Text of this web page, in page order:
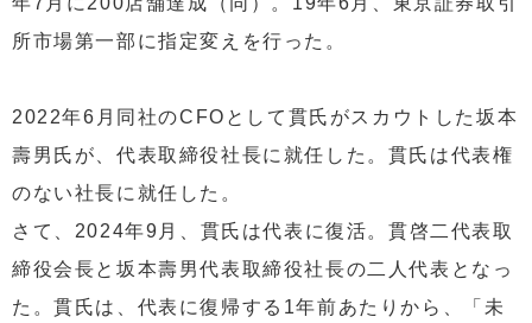
所市場第一部に指定変えを行った。
2022年6月同社のCFOとして貫氏がスカウトした坂本
壽男氏が、代表取締役社長に就任した。貫氏は代表権
のない社長に就任した。
さて、2024年9月、貫氏は代表に復活。貫啓二代表取
締役会長と坂本壽男代表取締役社長の二人代表となっ
た。貫氏は、代表に復帰する1年前あたりから、「未